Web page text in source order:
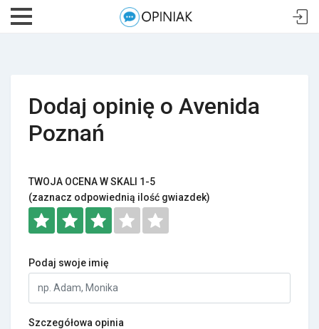
Dodaj opinię o Avenida
Poznań
TWOJA OCENA W SKALI 1-5
(zaznacz odpowiednią ilość gwiazdek)
Podaj swoje imię
Szczegółowa opinia